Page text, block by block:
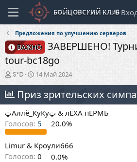
Предложения по улучшению серверов
ВАЖНО
ЗАВЕРШЕНО!
tour-bc18go
А
т
о
р
т
е
м
ы
S*D
Д
а
т
а
н
а
ч
а
л
а
14 Май 2024
Приз зрительских
ټАллё_КуКуټ & лЁХА пЕРМЬ
Голосов: 5 20.0%
Limur & Кроули666
Голосов: 0
0.0%